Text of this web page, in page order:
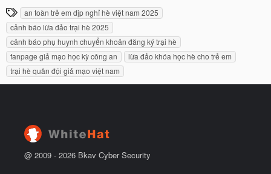
đ
ầ
u
y
b
ắ
t
đ
ầ
u
T
h
ẻ
an toàn trẻ em dịp nghỉ hè việt nam 2025
cảnh báo lừa đảo trại hè 2025
cảnh báo phụ huynh chuyển khoản đăng ký trại hè
fanpage giả mạo học kỳ công an
lừa đảo khóa học hè cho trẻ em
trại hè quân đội giả mạo việt nam
@ 2009 - 2026 Bkav Cyber Security